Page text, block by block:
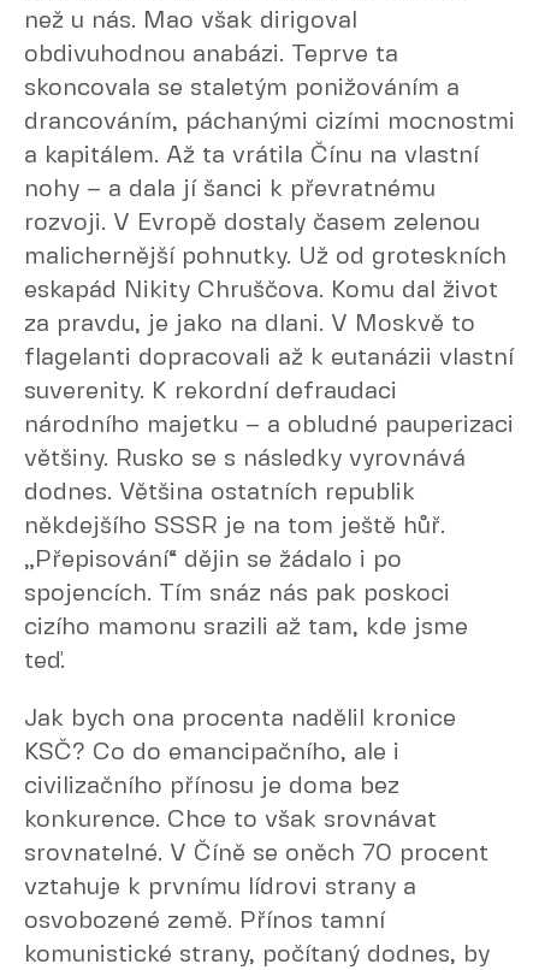
než u nás. Mao však dirigoval
obdivuhodnou anabázi. Teprve ta
skoncovala se staletým ponižováním a
drancováním, páchanými cizími mocnostmi
a kapitálem. Až ta vrátila Čínu na vlastní
nohy – a dala jí šanci k převratnému
rozvoji. V Evropě dostaly časem zelenou
malichernější pohnutky. Už od groteskních
eskapád Nikity Chruščova. Komu dal život
za pravdu, je jako na dlani. V Moskvě to
flagelanti dopracovali až k eutanázii vlastní
suverenity. K rekordní defraudaci
národního majetku – a obludné pauperizaci
většiny. Rusko se s následky vyrovnává
dodnes. Většina ostatních republik
někdejšího SSSR je na tom ještě hůř.
„Přepisování“ dějin se žádalo i po
spojencích. Tím snáz nás pak poskoci
cizího mamonu srazili až tam, kde jsme
teď.
Jak bych ona procenta nadělil kronice
KSČ? Co do emancipačního, ale i
civilizačního přínosu je doma bez
konkurence. Chce to však srovnávat
srovnatelné. V Číně se oněch 70 procent
vztahuje k prvnímu lídrovi strany a
osvobozené země. Přínos tamní
komunistické strany, počítaný dodnes, by